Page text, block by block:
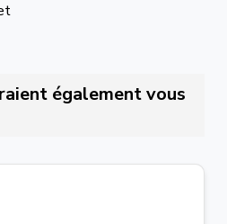
également vous